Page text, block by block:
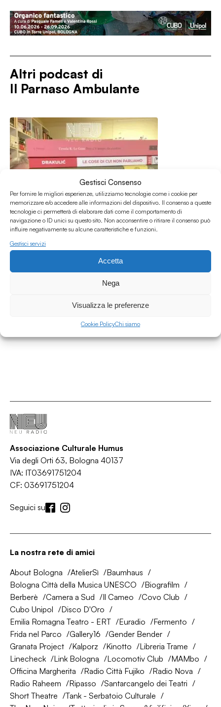
Gestisci Consenso
Per fornire le migliori esperienze, utilizziamo tecnologie come i cookie per
memorizzare e/o accedere alle informazioni del dispositivo. Il consenso a queste
tecnologie ci permetterà di elaborare dati come il comportamento di
navigazione o ID unici su questo sito. Non acconsentire o ritirare il consenso può
influire negativamente su alcune caratteristiche e funzioni.
Gestisci servizi
Accetta
Nega
Visualizza le preferenze
Cookie PolicyChi siamo
Altri podcast di
Il Parnaso Ambulante
27.06.2026
Il parnaso ambulante 25.06.26 w/ Nico
Cultura/Lettura/Libri
Associazione Culturale Humus
Via degli Orti 63, Bologna 40137
IVA: IT03691751204
CF: 03691751204
Seguici su
La nostra rete di amici
About Bologna AtelierSì
Baumhaus
Bologna Città della Musica UNESCO
Biografilm
Berberè
Camera a Sud Il Cameo
Covo Club
Cubo Unipol
Disco D'Oro
Emilia Romagna Teatro - ERT
Euradio
Fermento
Frida nel Parco
Gallery16
Gender Bender
Granata Project
Kalporz Kinotto
Libreria Trame
Linecheck
Link Bologna Locomotiv Club
MAMbo
Officina Margherita
Radio Città Fujiko
Radio Nova
Radio Raheem
Ripasso
Santarcangelo dei Teatri
Short Theatre
Tank - Serbatoio Culturale